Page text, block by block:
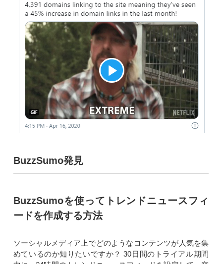
BuzzSumo発見
BuzzSumoを使ってトレンドニュースフィ
ードを作成する方法
ソーシャルメディア上でどのようなコンテンツが人気を集
めているのか知りたいですか？ 30日間のトライアル期間